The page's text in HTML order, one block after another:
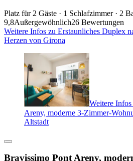
Platz für 2 Gäste · 1 Schlafzimmer · 2
9,8Außergewöhnlich26 Bewertungen
Weitere Infos zu Erstaunliches Duplex
Herzen von Girona
Weitere
Areny, moderne 3-Zimmer-
Altstadt
Bravissimo Pont Areny,